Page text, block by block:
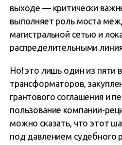
выходе — критически
выполняет роль моста
магистральной сетью и
распределительными
Но! это лишь один из пяти
трансформаторов,
грантового соглашения и
пользование компании-
можно сказать, что этот
под давлением судебного